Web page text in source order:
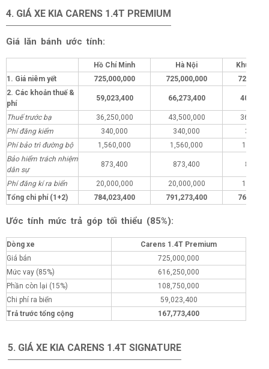
4. GIÁ XE KIA CARENS 1.4T PREMIUM
Giá lăn bánh ước tính:
Hồ Chí Minh Hà Nội
Khu vực
1. Giá niêm yết
725,000,000 725,000,000
2. Các khoản thuế &
phí
59,023,400 66,273,400
Thuế trước bạ 36,250,000 43,500,000
Phí đăng kiểm
340,000 340,000
Phí bảo trì đường bộ
1,560,000 1,560,000
Bảo hiểm trách nhiệm
dân sự
873,400 873,400
Phí đăng kí ra biển 20,000,000 20,000,000
Tổng chi phí (1+2)
784,023,400 791,273,400
Ước tính mức trả góp tối thiểu (85%):
Dòng xe
Carens 1.4T Premium
Giá bán
725,000,000
Mức vay (85%)
616,250,000
Phần còn lại (15%)
108,750,000
Chi phí ra biển
59,023,400
Trả trước tổng cộng
167,773,400
5. GIÁ XE KIA CARENS 1.4T SIGNATURE